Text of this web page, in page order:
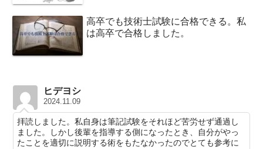
高卒でも技術士試験に合格できる。私
は高卒で合格しました。
ヒデヨシ
2024.11.09
拝読しました。私自身は筆記試験をそれほど苦労せず通過し
ました。しかし後輩を指導する側になったとき、自分がやっ
たことを適切に説明する術をもたなかったのでとても参考に